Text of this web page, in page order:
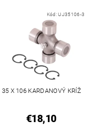
Kód:UJ35106-3
35 X 106 KARDANOVÝ KRÍŽ
€18,10